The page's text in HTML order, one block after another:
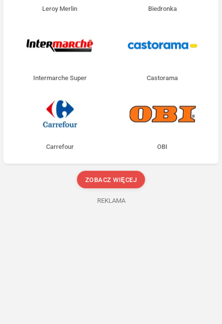
Leroy Merlin Biedronka
Intermarche Super Castorama
Carrefour OBI
ZOBACZ WIĘCEJ
REKLAMA